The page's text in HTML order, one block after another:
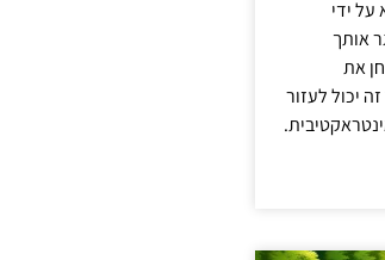
ידי
אותך
את
יכול לעזור